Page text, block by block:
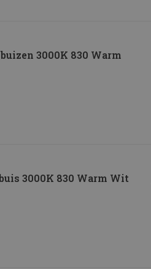
3000K 830 Warm
3000K 830 Warm Wit